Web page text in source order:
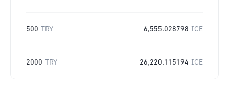
500 TRY 6,555.028798 ICE
2000 TRY 26,220.115194 ICE